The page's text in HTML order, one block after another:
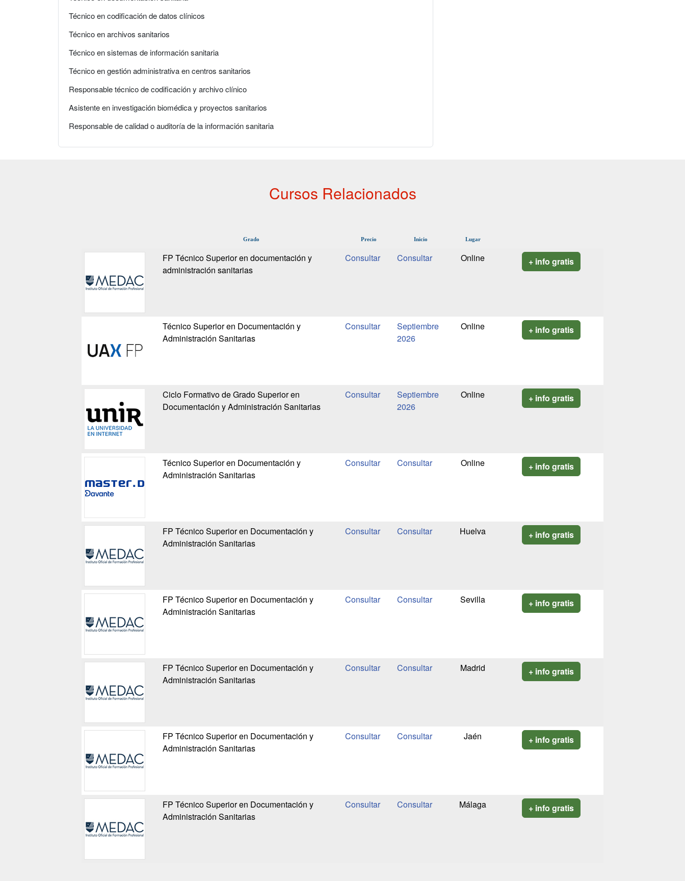
Técnico en codificación de datos clínicos
Técnico en archivos sanitarios
Técnico en sistemas de información sanitaria
Técnico en gestión administrativa en centros sanitarios
Responsable técnico de codificación y archivo clínico
Asistente en investigación biomédica y proyectos sanitarios
Responsable de calidad o auditoría de la información sanitaria
Cursos Relacionados
Grado Precio Inicio Lugar
FP Técnico Superior en documentación y
administración sanitarias
Online + info gratis
Técnico Superior en Documentación y
Administración Sanitarias
Septiembre
2026
Online + info gratis
Ciclo Formativo de Grado Superior en
Documentación y Administración Sanitarias
Septiembre
2026
Online + info gratis
Técnico Superior en Documentación y
Administración Sanitarias
Online + info gratis
FP Técnico Superior en Documentación y
Administración Sanitarias
Huelva + info gratis
FP Técnico Superior en Documentación y
Administración Sanitarias
Sevilla + info gratis
FP Técnico Superior en Documentación y
Administración Sanitarias
Madrid + info gratis
FP Técnico Superior en Documentación y
Administración Sanitarias
Jaén + info gratis
FP Técnico Superior en Documentación y
Administración Sanitarias
Málaga + info gratis